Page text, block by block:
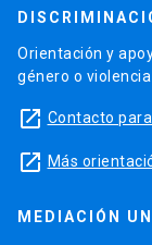
Orientación y
género o
launch Contacto
launch Más
MEDIACIÓN